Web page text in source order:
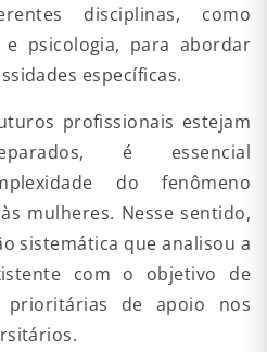
disciplinas, como
psicologia, para abordar
específicas.
profissionais estejam
é essencial
do fenômeno
mulheres. Nesse sentido,
sistemática que analisou a
com o objetivo de
prioritárias de apoio nos